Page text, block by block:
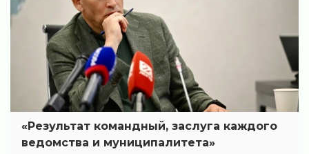
«Результат командный, заслуга каждого
ведомства и муниципалитета»